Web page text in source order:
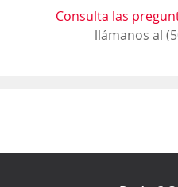
Consulta las
llámanos al